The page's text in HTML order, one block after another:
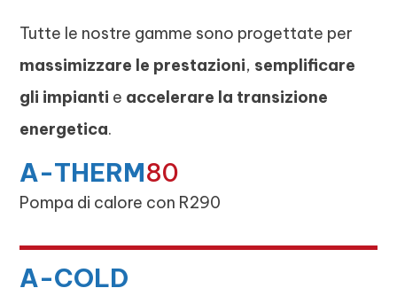
Tutte le nostre gamme sono progettate per
massimizzare le prestazioni, semplificare
gli impianti e accelerare la transizione
energetica.
A-THERM80
Pompa di calore con R290
A-COLD